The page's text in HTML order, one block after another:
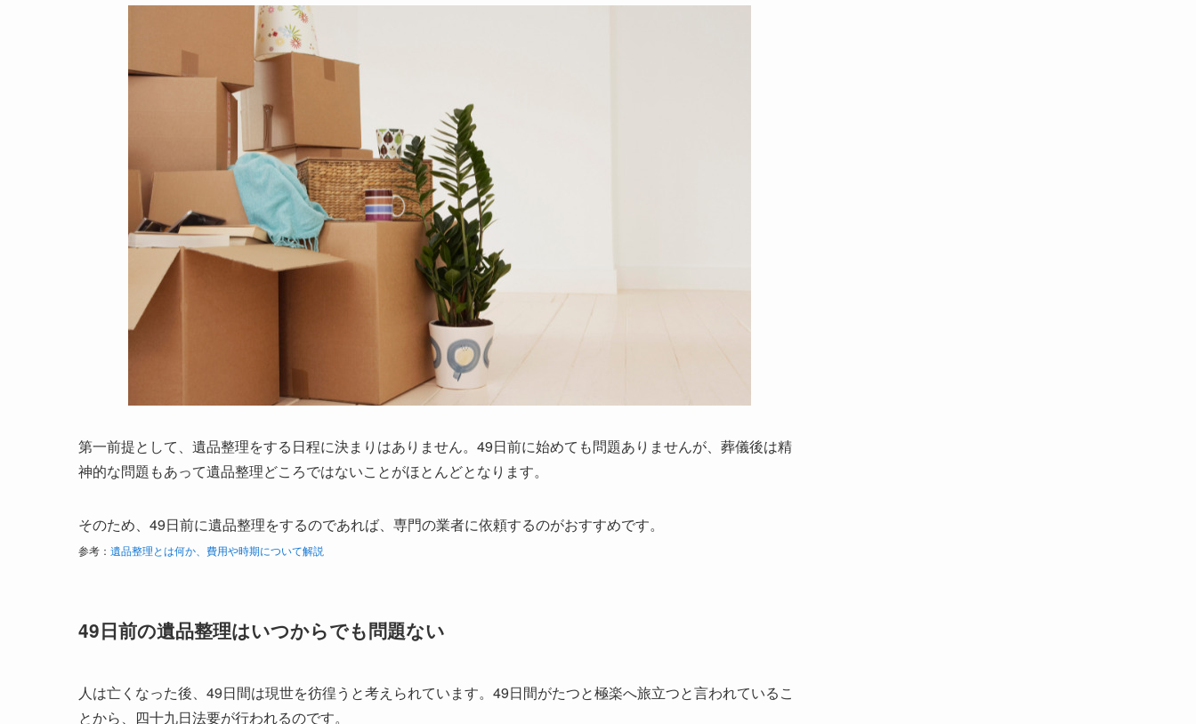
第一前提として、遺品整理をする日程に決まりはありません。49日前に始めても問題ありませんが、葬儀後は精
神的な問題もあって遺品整理どころではないことがほとんどとなります。
そのため、49日前に遺品整理をするのであれば、専門の業者に依頼するのがおすすめです。
参考： 遺品整理とは何か、費用や時期について解説
49日前の遺品整理はいつからでも問題ない
人は亡くなった後、49日間は現世を彷徨うと考えられています。49日間がたつと極楽へ旅立つと言われているこ
とから、四十九日法要が行われるのです。